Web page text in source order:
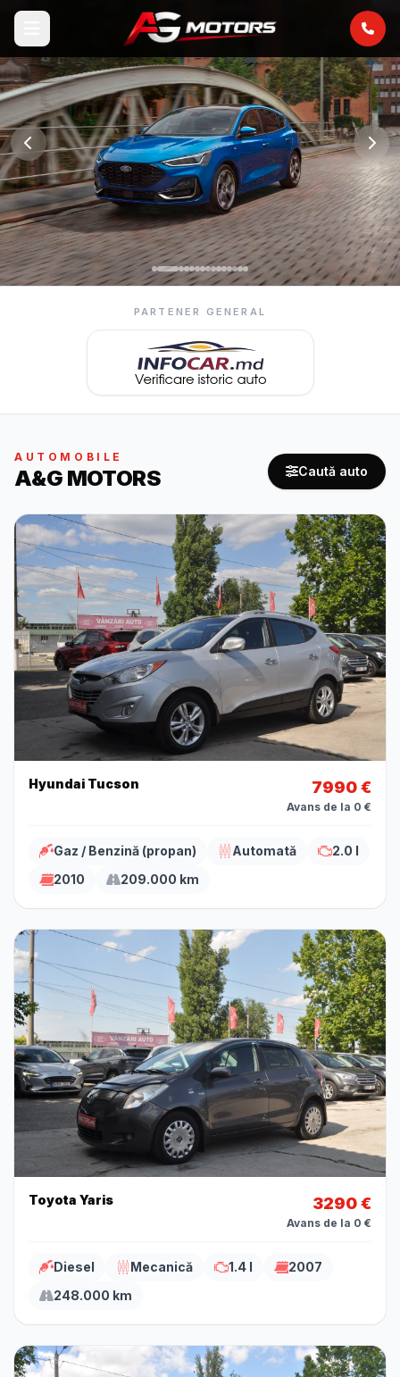
PARTENER GENERAL
AUTOMOBILE
A&G MOTORS Caută auto
Hyundai Tucson 7990 €
Avans de la 0 €
Gaz / Benzină (propan) Automată
2.0 l
2010
209.000 km
Toyota Yaris 3290 €
Avans de la 0 €
Diesel Mecanică 1.4 l
2007
248.000 km